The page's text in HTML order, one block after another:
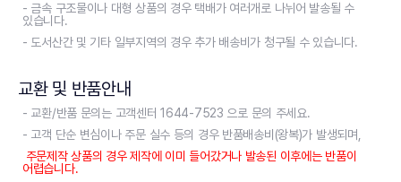
- 금속 구조물이나 대형 상품의 경우 택배가 여러개로 나뉘어 발송될 수
있습니다.
- 도서산간 및 기타 일부지역의 경우 추가 배송비가 청구될 수 있습니다.
교환 및 반품안내
- 교환/반품 문의는 고객센터 1644-7523 으로 문의 주세요.
- 고객 단순 변심이나 주문 실수 등의 경우 반품배송비(왕복)가 발생되며,
주문제작 상품의 경우 제작에 이미 들어갔거나 발송된 이후에는 반품이
어렵습니다.